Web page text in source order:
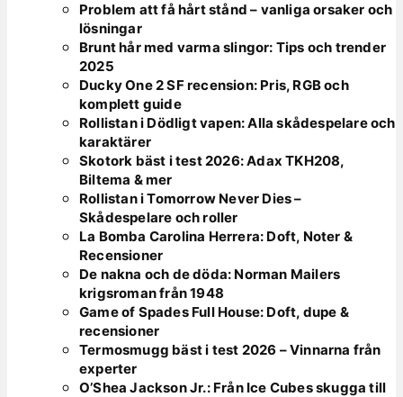
Problem att få hårt stånd – vanliga orsaker och
lösningar
Brunt hår med varma slingor: Tips och trender
2025
Ducky One 2 SF recension: Pris, RGB och
komplett guide
Rollistan i Dödligt vapen: Alla skådespelare och
karaktärer
Skotork bäst i test 2026: Adax TKH208,
Biltema & mer
Rollistan i Tomorrow Never Dies –
Skådespelare och roller
La Bomba Carolina Herrera: Doft, Noter &
Recensioner
De nakna och de döda: Norman Mailers
krigsroman från 1948
Game of Spades Full House: Doft, dupe &
recensioner
Termosmugg bäst i test 2026 – Vinnarna från
experter
O’Shea Jackson Jr.: Från Ice Cubes skugga till